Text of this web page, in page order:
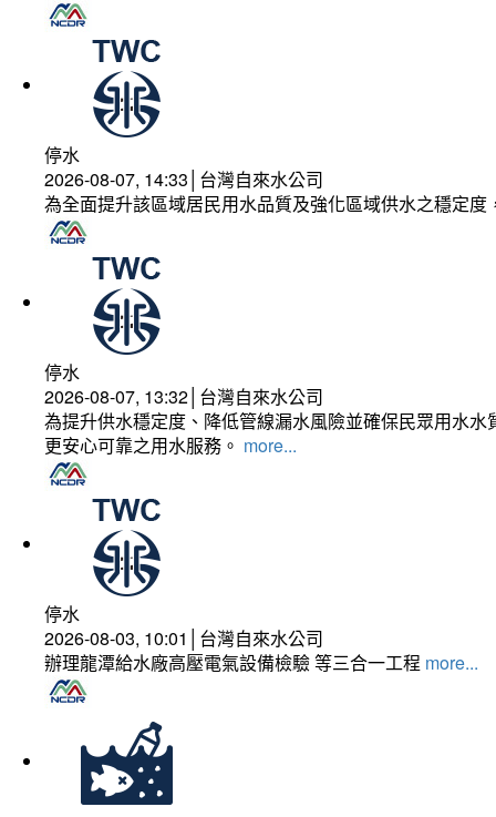
停水
2026-08-07, 14:33│台灣自來水公司
為全面提升該區域居民用水品質及強化區域供水之穩定
停水
2026-08-07, 13:32│台灣自來水公司
為提升供水穩定度、降低管線漏水風險並確保民眾用水
更安心可靠之用水服務。 more...
停水
2026-08-03, 10:01│台灣自來水公司
辦理龍潭給水廠高壓電氣設備檢驗 等三合一工程 more...